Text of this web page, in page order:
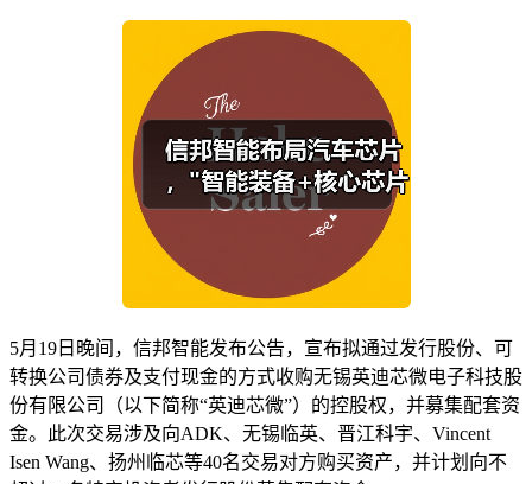
5月19日晚间，信邦智能发布公告，宣布拟通过发行股份、可
转换公司债券及支付现金的方式收购无锡英迪芯微电子科技股
份有限公司（以下简称“英迪芯微”）的控股权，并募集配套资
金。此次交易涉及向ADK、无锡临英、晋江科宇、Vincent
Isen Wang、扬州临芯等40名交易对方购买资产，并计划向不